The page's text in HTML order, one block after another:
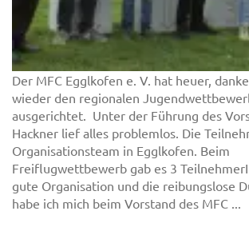
Der MFC Egglkofen e. V. hat heuer,
wieder den regionalen
ausgerichtet. Unter der Führung des
Hackner lief alles problemlos. Die
Organisationsteam in Egglkofen. Beim
Freiflugwettbewerb gab es 3
gute Organisation und die reibungslose
habe ich mich beim Vorstand des MFC ...